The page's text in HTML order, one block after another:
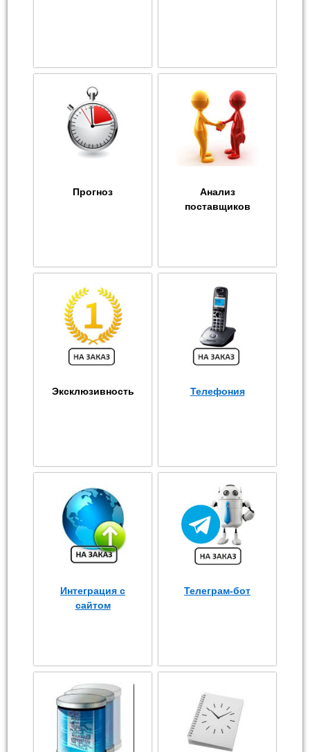
Прогноз
Анализ
поставщиков
Эксклюзивность Телефония
Интеграция с
сайтом
Телеграм-бот